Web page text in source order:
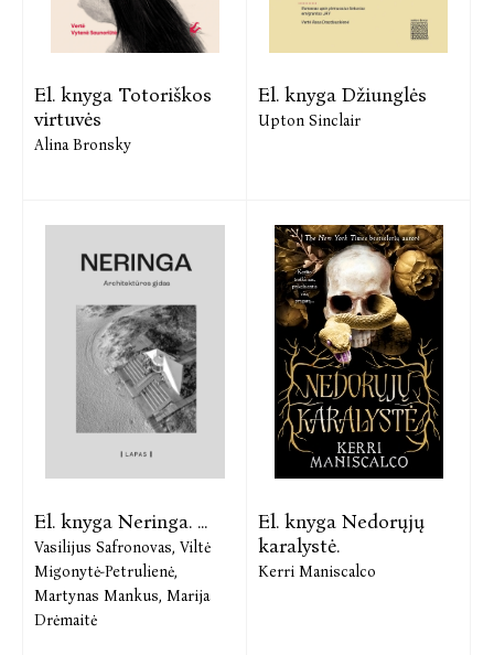
El. knyga Totoriškos
virtuvės
Alina Bronsky
El. knyga Džiunglės
Upton Sinclair
El. knyga Neringa. ...
Vasilijus Safronovas, Viltė
Migonytė-Petrulienė,
Martynas Mankus, Marija
Drėmaitė
El. knyga Nedorųjų
karalystė.
Kerri Maniscalco